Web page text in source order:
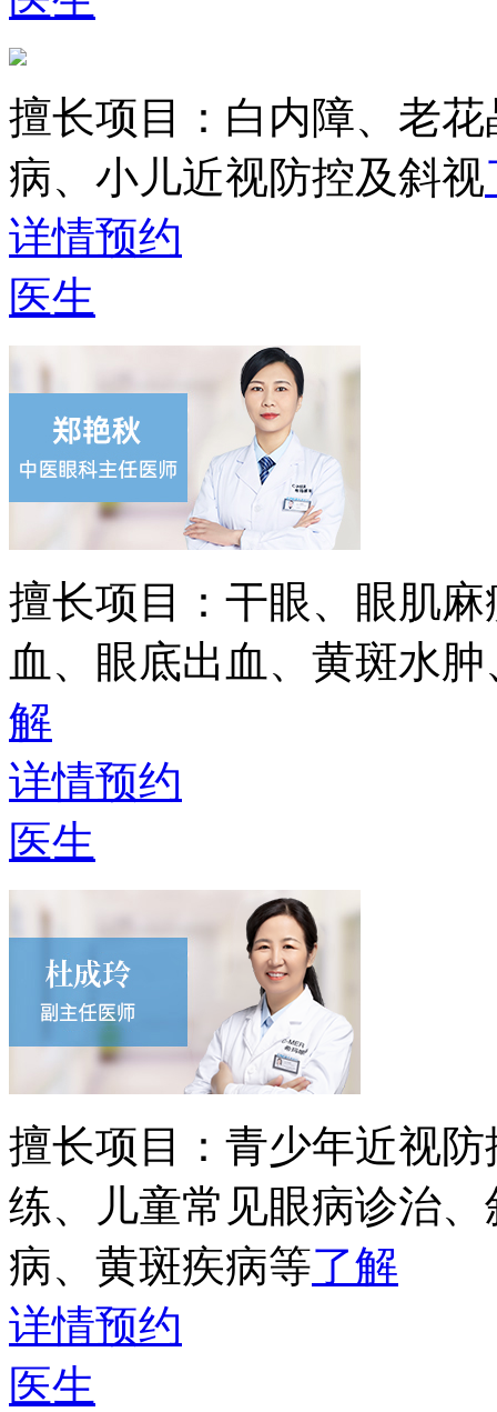
擅长项目： 白内障、老
病、小儿近视防控及斜视
详情预约
医生
擅长项目： 干眼、眼肌
血、眼底出血、黄斑水
解
详情预约
医生
擅长项目： 青少年近视
练、儿童常见眼病诊治
病、黄斑疾病等了解
详情预约
医生